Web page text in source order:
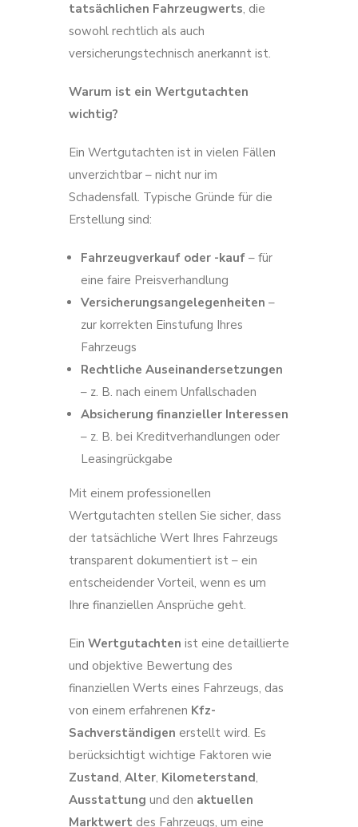
tatsächlichen Fahrzeugwerts, die
sowohl rechtlich als auch
versicherungstechnisch anerkannt ist.
Warum ist ein Wertgutachten
wichtig?
Ein Wertgutachten ist in vielen Fällen
unverzichtbar – nicht nur im
Schadensfall. Typische Gründe für die
Erstellung sind:
Fahrzeugverkauf oder -kauf– für
eine faire Preisverhandlung
Versicherungsangelegenheiten –
zur korrekten Einstufung Ihres
Fahrzeugs
Rechtliche Auseinandersetzungen
– z. B. nach einem Unfallschaden
Absicherung finanzieller Interessen
– z. B. bei Kreditverhandlungen oder
Leasingrückgabe
Mit einem professionellen
Wertgutachten stellen Sie sicher, dass
der tatsächliche Wert Ihres Fahrzeugs
transparent dokumentiert ist – ein
entscheidender Vorteil, wenn es um
Ihre finanziellen Ansprüche geht.
Ein Wertgutachten ist eine detaillierte
und objektive Bewertung des
finanziellen Werts eines Fahrzeugs, das
von einem erfahrenen Kfz-
Sachverständigen erstellt wird. Es
berücksichtigt wichtige Faktoren wie
Zustand, Alter, Kilometerstand,
Ausstattung und den aktuellen
Marktwert des Fahrzeugs, um eine